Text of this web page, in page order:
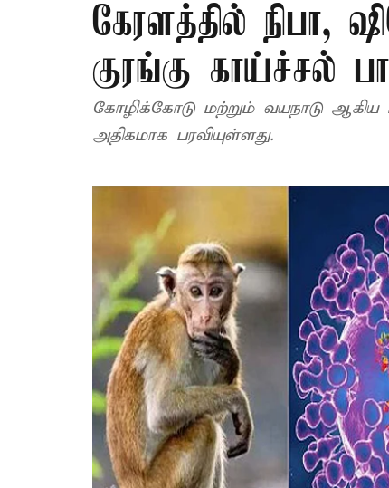
கேரளத்தில் நிபா,
குரங்கு காய்ச்சல்
கோழிக்கோடு மற்றும் வயநாடு
அதிகமாக பரவியுள்ளது.